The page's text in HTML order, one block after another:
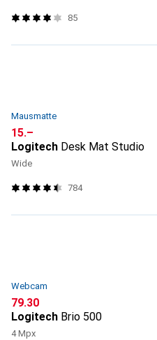
85
Mausmatte
CHF
15.–
Logitech Desk Mat Studio
Wide
784
Webcam
CHF
79.30
Logitech Brio 500
4 Mpx